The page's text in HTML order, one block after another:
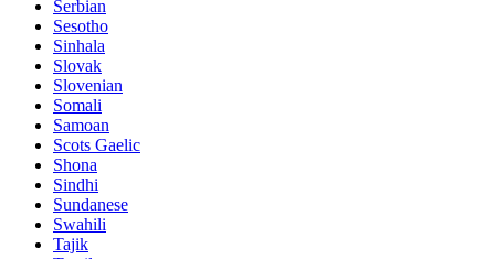
Serbian
Sesotho
Sinhala
Slovak
Slovenian
Somali
Samoan
Scots Gaelic
Shona
Sindhi
Sundanese
Swahili
Tajik